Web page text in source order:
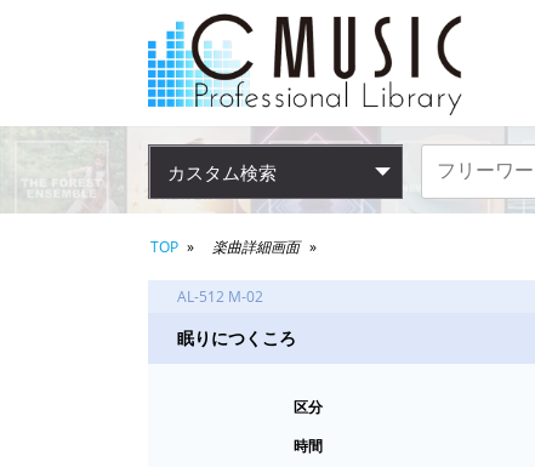
カスタム検索
TOP 楽曲詳細画面
AL-512 M-02
眠りにつくころ
区分
時間